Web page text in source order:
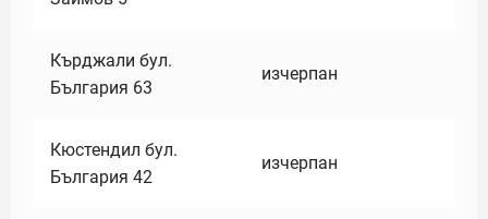
Кърджали бул.
България 63
изчерпан
Кюстендил бул.
България 42
изчерпан